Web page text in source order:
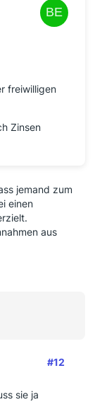
freiwilligen
Zinsen
jemand zum
einen
aus
#12
sie ja